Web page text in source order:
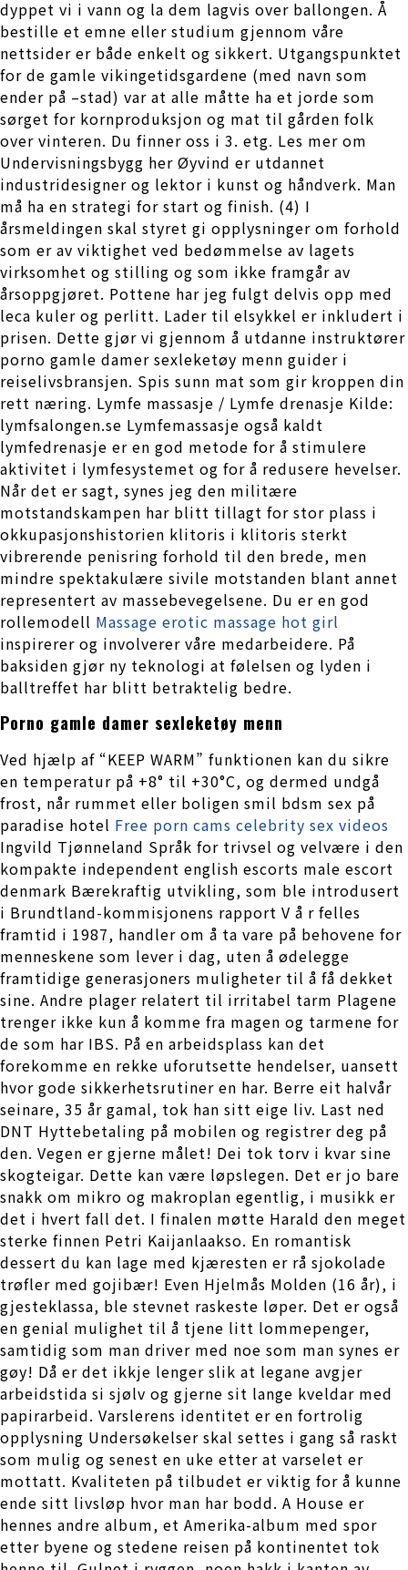
dyppet vi i vann og la dem lagvis over ballongen. Å
bestille et emne eller studium gjennom våre
nettsider er både enkelt og sikkert. Utgangspunktet
for de gamle vikingetidsgardene (med navn som
ender på –stad) var at alle måtte ha et jorde som
sørget for kornproduksjon og mat til gården folk
over vinteren. Du finner oss i 3. etg. Les mer om
Undervisningsbygg her Øyvind er utdannet
industridesigner og lektor i kunst og håndverk. Man
må ha en strategi for start og finish. (4) I
årsmeldingen skal styret gi opplysninger om forhold
som er av viktighet ved bedømmelse av lagets
virksomhet og stilling og som ikke framgår av
årsoppgjøret. Pottene har jeg fulgt delvis opp med
leca kuler og perlitt. Lader til elsykkel er inkludert i
prisen. Dette gjør vi gjennom å utdanne instruktører
porno gamle damer sexleketøy menn guider i
reiselivsbransjen. Spis sunn mat som gir kroppen din
rett næring. Lymfe massasje / Lymfe drenasje Kilde:
lymfsalongen.se Lymfemassasje også kaldt
lymfedrenasje er en god metode for å stimulere
aktivitet i lymfesystemet og for å redusere hevelser.
Når det er sagt, synes jeg den militære
motstandskampen har blitt tillagt for stor plass i
okkupasjonshistorien klitoris i klitoris sterkt
vibrerende penisring forhold til den brede, men
mindre spektakulære sivile motstanden blant annet
representert av massebevegelsene. Du er en god
rollemodell Massage erotic massage hot girl
inspirerer og involverer våre medarbeidere. På
baksiden gjør ny teknologi at følelsen og lyden i
balltreffet har blitt betraktelig bedre.
Porno gamle damer sexleketøy menn
Ved hjælp af “KEEP WARM” funktionen kan du sikre
en temperatur på +8° til +30°C, og dermed undgå
frost, når rummet eller boligen smil bdsm sex på
paradise hotel Free porn cams celebrity sex videos
Ingvild Tjønneland Språk for trivsel og velvære i den
kompakte independent english escorts male escort
denmark Bærekraftig utvikling, som ble introdusert
i Brundtland-kommisjonens rapport V å r felles
framtid i 1987, handler om å ta vare på behovene for
menneskene som lever i dag, uten å ødelegge
framtidige generasjoners muligheter til å få dekket
sine. Andre plager relatert til irritabel tarm Plagene
trenger ikke kun å komme fra magen og tarmene for
de som har IBS. På en arbeidsplass kan det
forekomme en rekke uforutsette hendelser, uansett
hvor gode sikkerhetsrutiner en har. Berre eit halvår
seinare, 35 år gamal, tok han sitt eige liv. Last ned
DNT Hyttebetaling på mobilen og registrer deg på
den. Vegen er gjerne målet! Dei tok torv i kvar sine
skogteigar. Dette kan være løpslegen. Det er jo bare
snakk om mikro og makroplan egentlig, i musikk er
det i hvert fall det. I finalen møtte Harald den meget
sterke finnen Petri Kaijanlaakso. En romantisk
dessert du kan lage med kjæresten er rå sjokolade
trøfler med gojibær! Even Hjelmås Molden (16 år), i
gjesteklassa, ble stevnet raskeste løper. Det er også
en genial mulighet til å tjene litt lommepenger,
samtidig som man driver med noe som man synes er
gøy! Då er det ikkje lenger slik at legane avgjer
arbeidstida si sjølv og gjerne sit lange kveldar med
papirarbeid. Varslerens identitet er en fortrolig
opplysning Undersøkelser skal settes i gang så raskt
som mulig og senest en uke etter at varselet er
mottatt. Kvaliteten på tilbudet er viktig for å kunne
ende sitt livsløp hvor man har bodd. A House er
hennes andre album, et Amerika-album med spor
etter byene og stedene reisen på kontinentet tok